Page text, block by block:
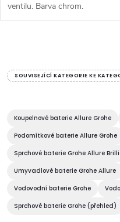
ventilu. Barva chrom.
v
á
d
a
c
SOUVISEJÍCÍ KATEGORIE KE
Koupelnové baterie Allure Grohe
Podomítkové baterie Allure Grohe
Sprchové baterie Grohe Allure
Umyvadlové baterie Grohe Allure
Vodovodní baterie Grohe
Sprchové baterie Grohe (přehled)